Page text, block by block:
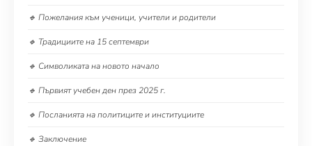
🔹 Пожелания към ученици, учители и родители
🔹 Традициите на 15 септември
🔹 Символиката на новото начало
🔹 Първият учебен ден през 2025 г.
🔹 Посланията на политиците и институциите
🔹 Заключение